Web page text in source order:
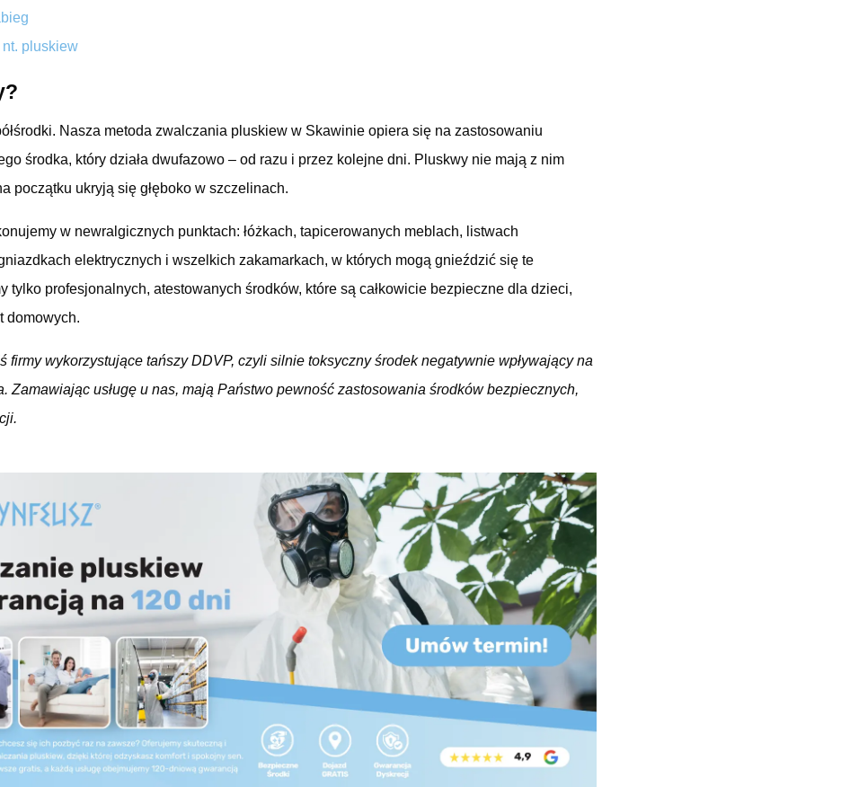
pluskiew
Nasza metoda zwalczania pluskiew w Skawinie opiera się na zastosowaniu
środka, który działa dwufazowo – od razu i przez kolejne dni. Pluskwy nie mają z nim
początku ukryją się głęboko w szczelinach.
w newralgicznych punktach: łóżkach, tapicerowanych meblach, listwach
elektrycznych i wszelkich zakamarkach, w których mogą gnieździć się te
tylko profesjonalnych, atestowanych środków, które są całkowicie bezpieczne dla dzieci,
domowych.
firmy wykorzystujące tańszy DDVP, czyli silnie toksyczny środek negatywnie wpływający na
Zamawiając usługę u nas, mają Państwo pewność zastosowania środków bezpiecznych,